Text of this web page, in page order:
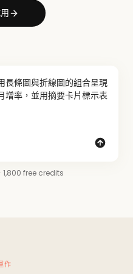
長條圖與折線圖的組合呈現
增率，並用摘要卡片標示表
free credits
作